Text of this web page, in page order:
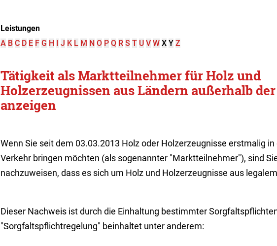
Leistungen
A B C D E F G H I J K L M N O P Q R S T U V W X Y Z
Tätigkeit als Marktteilnehmer für Holz und
Holzerzeugnissen aus Ländern außerhalb
anzeigen
Wenn Sie seit dem 03.03.2013 Holz oder Holzerzeugnisse erstmalig in
Verkehr bringen möchten (als sogenannter "Marktteilnehmer"), sind
nachzuweisen, dass es sich um Holz und Holzerzeugnisse aus
Dieser Nachweis ist durch die Einhaltung bestimmter
"Sorgfaltspflichtregelung" beinhaltet unter anderem: